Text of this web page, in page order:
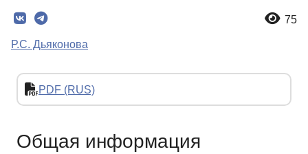
75
Р.С. Дьяконова
PDF (RUS)
Общая информация